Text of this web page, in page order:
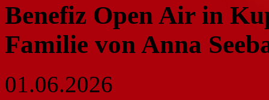
Benefiz Open Air in
Familie von Anna
01.06.2026